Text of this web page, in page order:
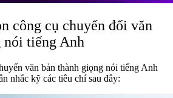
công cụ chuyển đổi văn
nói tiếng Anh
văn bản thành giọng nói tiếng Anh
nhắc kỹ các tiêu chí sau đây: